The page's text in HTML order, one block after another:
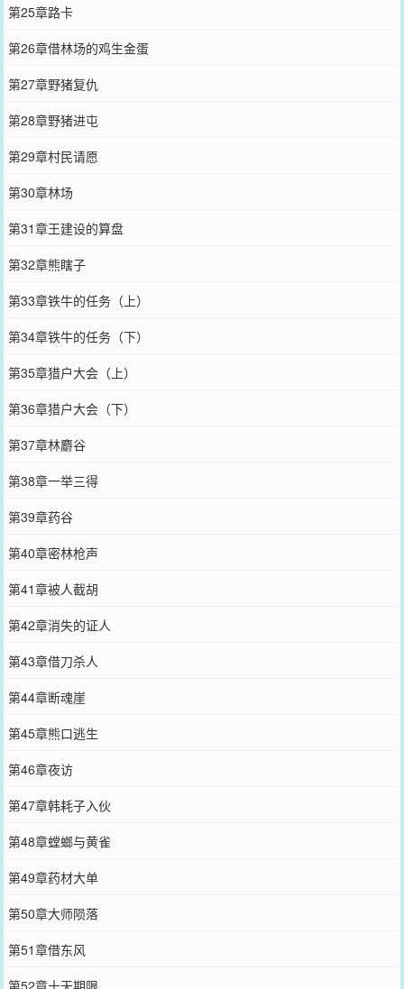
第25章路卡
第26章借林场的鸡生金蛋
第27章野猪复仇
第28章野猪进屯
第29章村民请愿
第30章林场
第31章王建设的算盘
第32章熊瞎子
第33章铁牛的任务（上）
第34章铁牛的任务（下）
第35章猎户大会（上）
第36章猎户大会（下）
第37章林麝谷
第38章一举三得
第39章药谷
第40章密林枪声
第41章被人截胡
第42章消失的证人
第43章借刀杀人
第44章断魂崖
第45章熊口逃生
第46章夜访
第47章韩耗子入伙
第48章螳螂与黄雀
第49章药材大单
第50章大师陨落
第51章借东风
第52章十天期限